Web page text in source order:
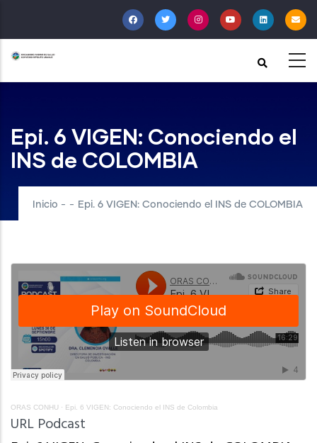
al
contenido
principal
Epi. 6 VIGEN: Conociendo el
INS de COLOMBIA
Inicio - - Epi. 6 VIGEN: Conociendo el INS de COLOMBIA
ORAS CONHU · Epi. 6 VIGEN: Conociendo el INS de Colombia
URL Podcast